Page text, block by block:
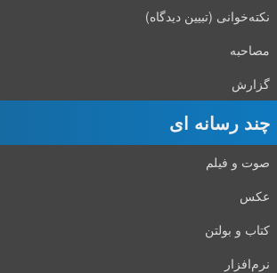
نکته‌خوانی (تبیین دیدگاه)
مصاحبه
گزارش
چند رسانه ای
صوت و فیلم
عکس
کتاب و بولتن
نرم‌افزار